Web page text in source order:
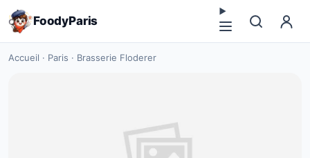
FoodyParis
Accueil · Paris · Brasserie Floderer